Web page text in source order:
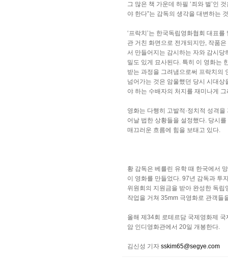
그 많은 책 가운데 하필 ‘죄와 벌’인
야 한다”는 감독의 생각을 대변하는
‘프락치’는 한국독립영화협회 대표
관 거친 화면으로 전개되지만, 작품
서 만들어지는 감시하는 자와 감시
밀도 있게 묘사된다. 특히 이 영화는
받는 과정을 그려냄으로써 프락치의
넘어가는 것은 암울했던 당시 시대
야 하는 수배자의 처지를 재미나게
영화는 다행히 고발적·정치적 성격
어날 법한 상황들을 설정했다. 당시
매끄러운 흐름에 힘을 보태고 있다.
황 감독은 베를린 유학 때 한국에서
이 영화를 만들었다. 97년 감독과 투
위원회의 지원금을 받아 완성한 독
작업을 거쳐 35mm 극영화로 관객들
올해 제34회 로테르담 국제영화제
암 인디영화관에서 20일 개봉한다.
김신성 기자 sskim65@segye.com